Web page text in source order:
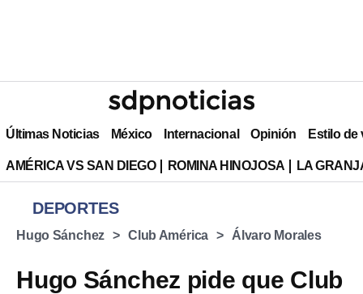
Últimas Noticias México Internacional Opinión Estilo de
AMÉRICA VS SAN DIEGO ROMINA HINOJOSA LA
DEPORTES
Hugo Sánchez Club América Álvaro Morales
Hugo Sánchez pide que Club